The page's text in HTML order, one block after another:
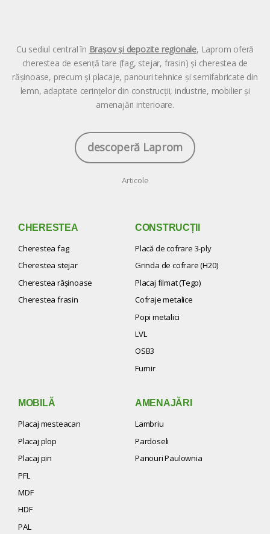
Cu sediul central în Brașovși depozite regionale, Laprom oferă
cherestea de esență tare (fag, stejar, frasin) și cherestea de
rășinoase, precum și placaje, panouri tehnice și semifabricate din
lemn, adaptate cerințelor din construcții, industrie, mobilier și
amenajări interioare.
descoperă Laprom
Articole
CHERESTEA
Cherestea fag
Cherestea stejar
Cherestea răşinoase
Cherestea frasin
CONSTRUCȚII
Placă de cofrare 3-ply
Grinda de cofrare (H20)
Placaj filmat (Tego)
Cofraje metalice
Popi metalici
LVL
OSB3
Furnir
MOBILĂ
Placaj mesteacan
Placaj plop
Placaj pin
PFL
MDF
HDF
PAL
AMENAJĂRI
Lambriu
Pardoseli
Panouri Paulownia